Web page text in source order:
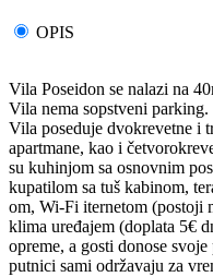
OPIS
Vila Poseidon se nalazi na
Vila nema sopstveni parking.
Vila poseduje dvokrevetne i
apartmane, kao i
su kuhinjom sa osnovnim
kupatilom sa tuš kabinom,
om, Wi-Fi iternetom (postoji
klima uređajem (doplata 5€
opreme, a gosti donose
putnici sami održavaju za